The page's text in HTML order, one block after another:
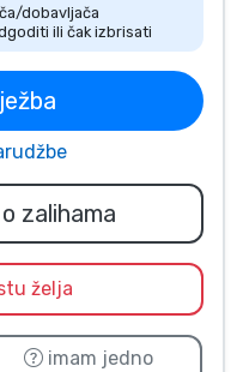
dobavljača
ili čak izbrisati
zalihama
želja
imam jedno